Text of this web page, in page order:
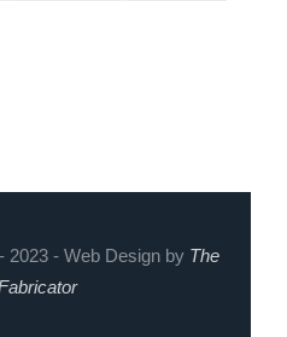
2023 - Web Design by The